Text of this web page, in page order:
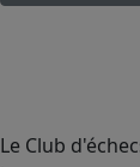
​Le Club